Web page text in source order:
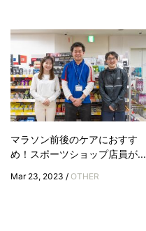
マラソン前後のケアにおすす
め！スポーツショップ店員が...
Mar 23, 2023 / OTHER